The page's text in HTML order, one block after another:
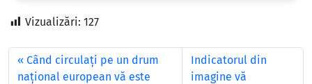
Vizualizări: 127
Când circulaţi pe un drum
naţional european vă este
Indicatorul din
imagine vă